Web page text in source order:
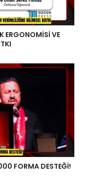
ERGONOMİSİ VE
FORMA DESTEĞİ!